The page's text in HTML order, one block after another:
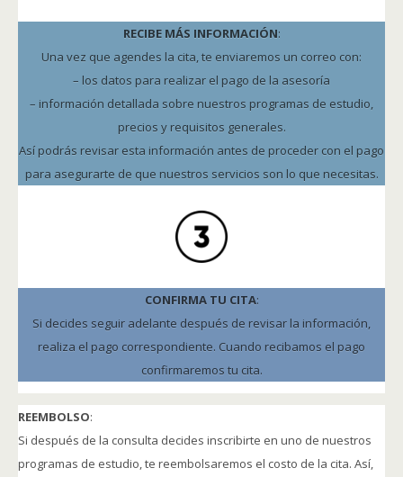
RECIBE MÁS INFORMACIÓN:
Una vez que agendes la cita, te enviaremos un correo con:
– los datos para realizar el pago de la asesoría
– información detallada sobre nuestros programas de estudio,
precios y requisitos generales.
Así podrás revisar esta información antes de proceder con el pago
para asegurarte de que nuestros servicios son lo que necesitas.
CONFIRMA TU CITA:
Si decides seguir adelante después de revisar la información,
realiza el pago correspondiente. Cuando recibamos el pago
confirmaremos tu cita.
REEMBOLSO:
Si después de la consulta decides inscribirte en uno de nuestros
programas de estudio, te reembolsaremos el costo de la cita. Así,